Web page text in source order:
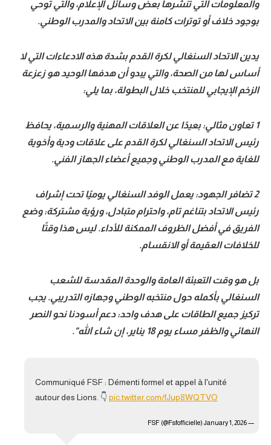
Gamers
تحقيق في الجول
تقرير في الجول
حكايات في الجول
كويز في الجول
والمعلومات التي تنشرها بعض وسائل الإعلام، والتي توحي
بوجود خلاف أو توترات كامنة بين الاتحاد والمدرب الوطني.
يدين الاتحاد السنغالي لكرة القدم بشدة هذه الادعاءات التي لا
أساس لها من الصحة، والتي يبدو أن هدفها الوحيد هو زعزعة
الزخم الإيجابي للمنتخب خلال البطولة، بما يلي:
1 تعاون مثالي: بعيدًا عن العلاقات المهنية والرسمية، يحافظ
رئيس الاتحاد السنغالي لكرة القدم على علاقات ودية وأخوية
للغاية مع المدرب الوطني وجميع أعضاء الجهاز الفني.
2 تضافر الجهود: يعمل الوفد السنغالي يوميًا تحت إشراف
رئيس الاتحاد بتناغم تام، واحترام متبادل، ورؤية مشتركة: وضع
الفريق في أفضل الظروف الممكنة للأداء. ليس هذا وقتًا
للخلافات العقيمة أو الانقسام.
بل هو وقت التعبئة العامة والوحدة المقدسة للشعب
السنغالي بأكمله حول منتخبه الوطني وجهازه التدريبي. يجب
تركيز جميع الطاقات على هدف واحد: دعم أسودنا نحو النصر
النهائي والظفر مساء يوم 18 يناير، إن شاء الله".
Communiqué FSF : Démenti formel et appel à l'unité
autour des Lions. 👇 pic.twitter.com/fJup8WQTVO
— FSF (@Fsfofficielle)
January 1, 2026